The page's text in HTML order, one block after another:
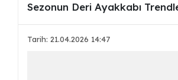
Sezonun Deri Ayakkabı
Tarih: 21.04.2026 14:47